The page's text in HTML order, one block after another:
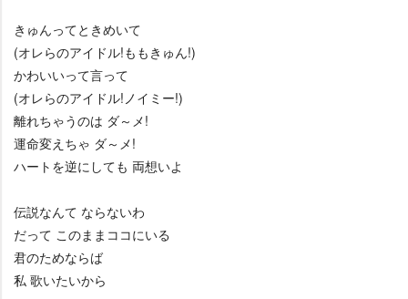
きゅんってときめいて
(オレらのアイドル!ももきゅん!)
かわいいって言って
(オレらのアイドル!ノイミー!)
離れちゃうのは ダ～メ!
運命変えちゃ ダ～メ!
ハートを逆にしても 両想いよ
伝説なんて ならないわ
だって このままココにいる
君のためならば
私 歌いたいから